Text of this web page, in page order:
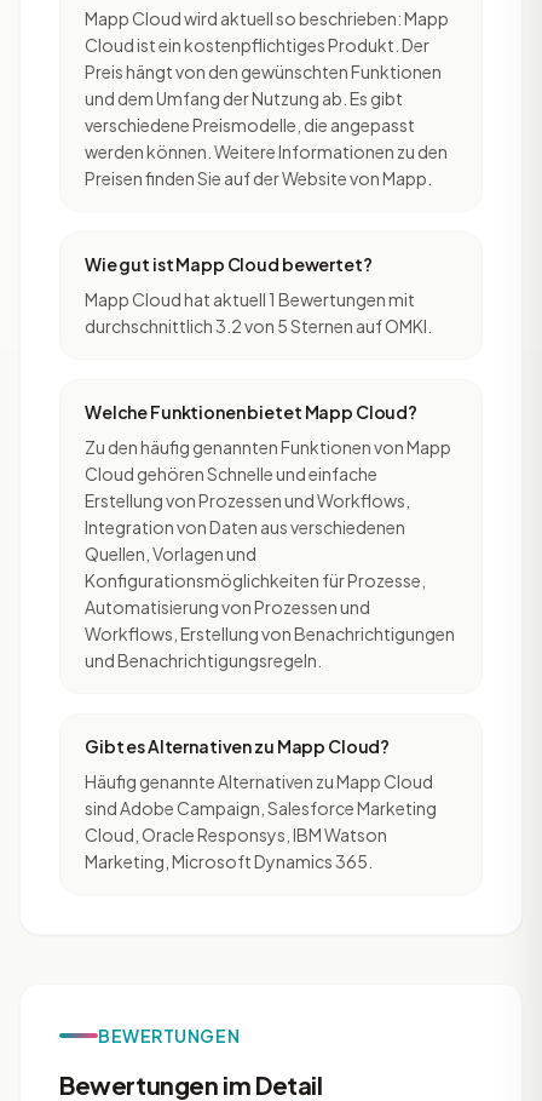
Mapp Cloud wird aktuell so beschrieben: Mapp
Cloud ist ein kostenpflichtiges Produkt. Der
Preis hängt von den gewünschten Funktionen
und dem Umfang der Nutzung ab. Es gibt
verschiedene Preismodelle, die angepasst
werden können. Weitere Informationen zu den
Preisen finden Sie auf der Website von Mapp.
Wie gut ist Mapp Cloud bewertet?
Mapp Cloud hat aktuell 1 Bewertungen mit
durchschnittlich 3.2 von 5 Sternen auf OMKI.
Welche Funktionen bietet Mapp Cloud?
Zu den häufig genannten Funktionen von Mapp
Cloud gehören Schnelle und einfache
Erstellung von Prozessen und Workflows,
Integration von Daten aus verschiedenen
Quellen, Vorlagen und
Konfigurationsmöglichkeiten für Prozesse,
Automatisierung von Prozessen und
Workflows, Erstellung von Benachrichtigungen
und Benachrichtigungsregeln.
Gibt es Alternativen zu Mapp Cloud?
Häufig genannte Alternativen zu Mapp Cloud
sind Adobe Campaign, Salesforce Marketing
Cloud, Oracle Responsys, IBM Watson
Marketing, Microsoft Dynamics 365.
BEWERTUNGEN
Bewertungen im Detail